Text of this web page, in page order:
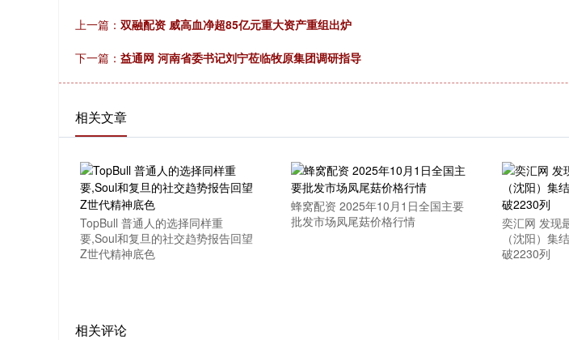
上一篇： 双融配资 威高血净超85亿元重大资产重组出炉
下一篇： 益通网 河南省委书记刘宁莅临牧原集团调研指导
相关文章
TopBull 普通人的选择同样重
要,Soul和复旦的社交趋势报告回望
Z世代精神底色
蜂窝配资 2025年10月1日全国主要
批发市场凤尾菇价格行情
奕汇网 发现
（沈阳）集
破2230列
相关评论